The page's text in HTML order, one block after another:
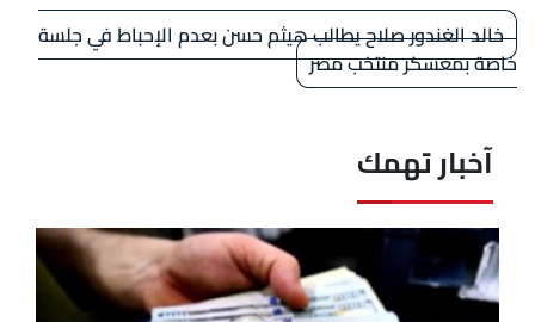
خالد الغندور صلاح يطالب هيثم حسن بعدم الإحباط في جلسة
خاصة بمعسكر منتخب مصر
آخبار تهمك